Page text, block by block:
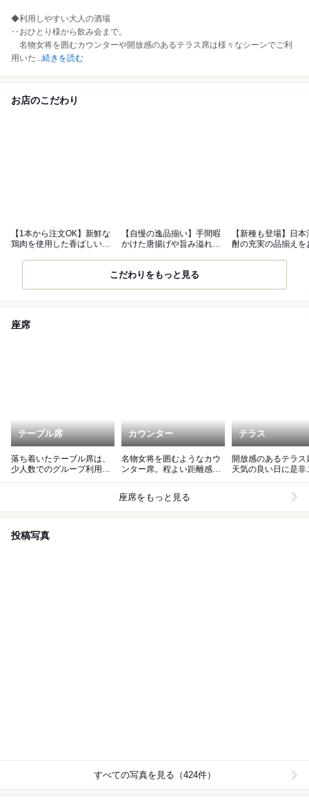
◆利用しやすい大人の酒場
‥おひとり様から飲み会まで。
名物女将を囲むカウンターや開放感のあるテラス席は様々なシーンでご利
用いた...続きを読む
お店のこだわり
【1本から注文OK】新鮮な
鶏肉を使用した香ばしい大
【自慢の逸品揃い】手間暇
かけた唐揚げや旨み溢れる
【新種も登場】日
酎の充実の品揃えを
こだわりをもっと見る
座席
テーブル席
落ち着いたテーブル席は、
少人数でのグループ利用に
カウンター
名物女将を囲むようなカウ
ンター席。程よい距離感で
テラス
開放感のあるテラス
天気の良い日に是非
座席をもっと見る
投稿写真
すべての写真を見る（424件）